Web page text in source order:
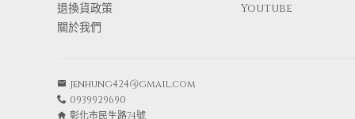
退換貨政策
關於我們
Youtube
jenhung424@gmail.com
0939929690
彰化市民生路74號